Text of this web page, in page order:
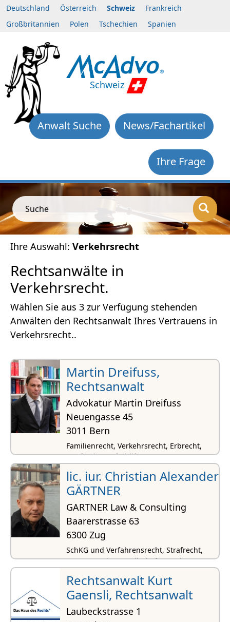
Deutschland Österreich Schweiz
Frankreich
Großbritannien
Polen Tschechien Spanien
Schweiz
News/Fachartikel
Anwalt Suche
Ihre Frage
Suche
Ihre Auswahl: Verkehrsrecht
Rechtsanwälte in
Verkehrsrecht.
Wählen Sie aus 3 zur Verfügung stehenden
Anwälten den Rechtsanwalt Ihres Vertrauens in
Verkehrsrecht..
Martin Dreifuss,
Rechtsanwalt
Advokatur Martin Dreifuss
Neuengasse 45
3011 Bern
Familienrecht, Verkehrsrecht, Erbrecht,
Strafrecht, Opferhilfe
lic. iur. Christian Alexander
GÄRTNER
GARTNER Law & Consulting
Baarerstrasse 63
6300 Zug
SchKG und Verfahrensrecht, Strafrecht,
Vertragsrecht, Gesellschafts- und
Firmenrecht, Verwaltungsrecht
Rechtsanwalt Kurt
Gaensli, Rechtsanwalt
Laubeckstrasse 1